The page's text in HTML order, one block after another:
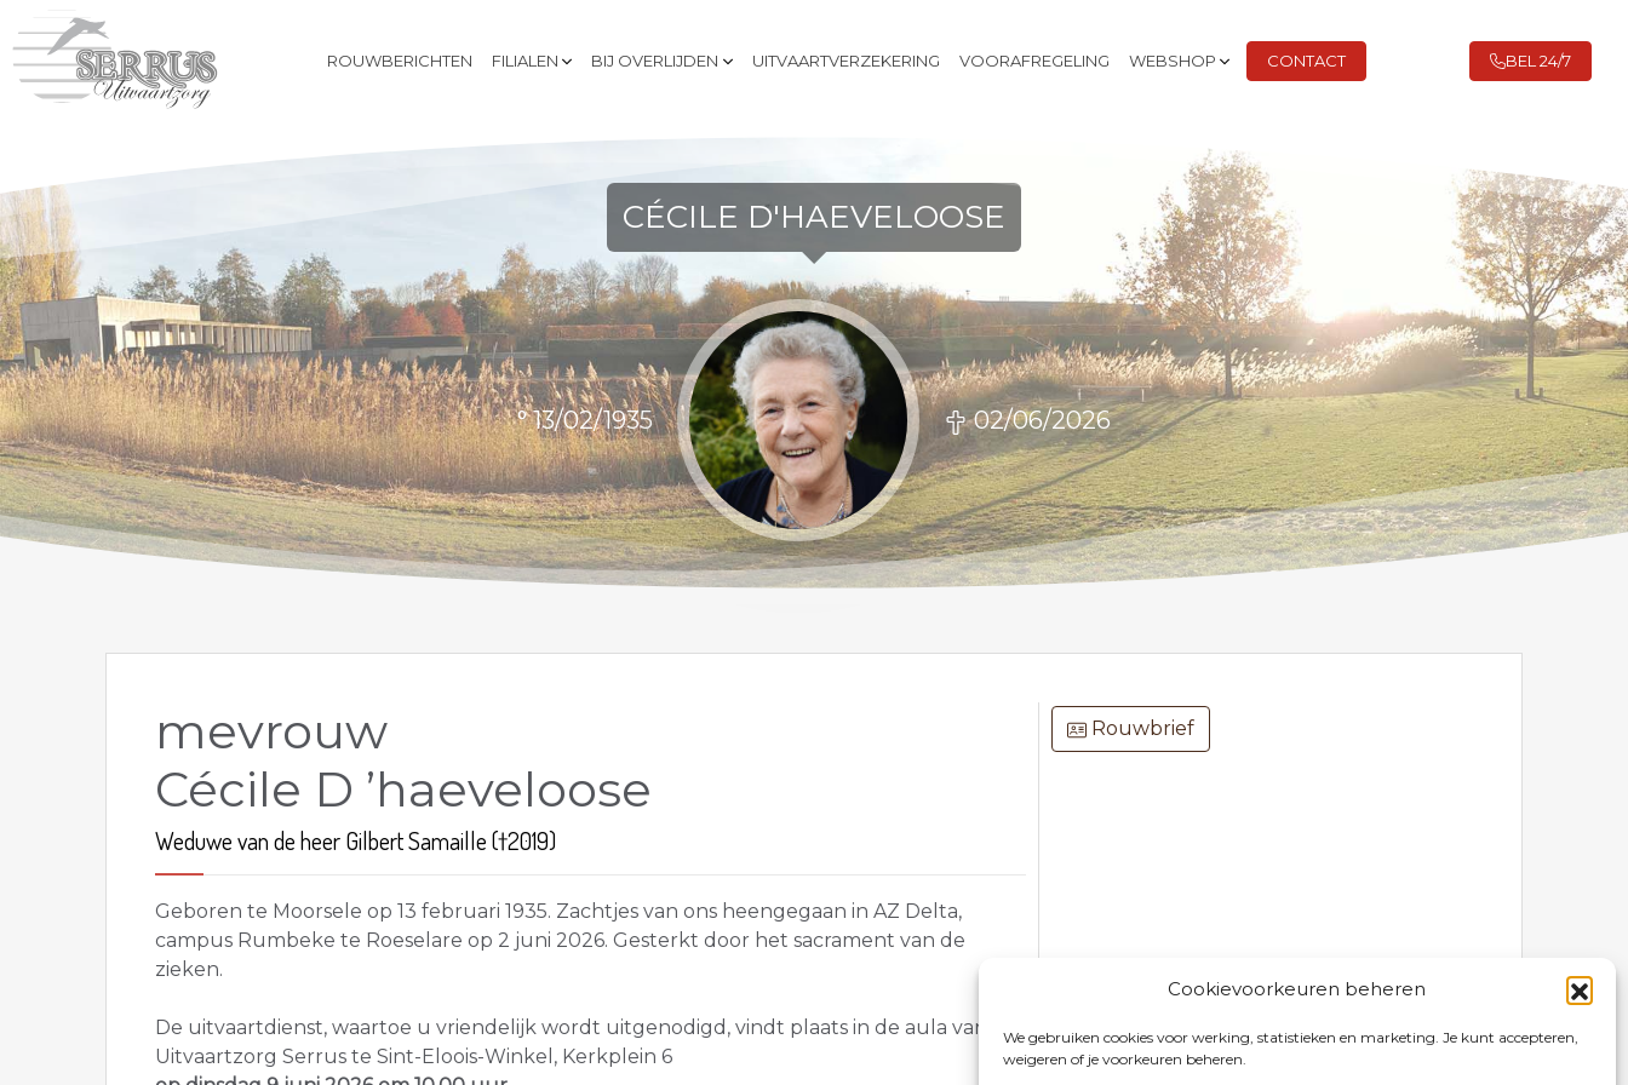
Cookievoorkeuren beheren
We gebruiken cookies voor werking, statistieken en marketing. Je kunt accepteren,
weigeren of je voorkeuren beheren.
ROUWBERICHTEN
UITVAARTVERZEKERING
VOORAFREGELING
WEBSHOP
CONTACT
ROUWBERICHTEN FILIALEN BIJ OVERLIJDEN UITVAARTVERZEKERING VOORAFREGELING WEBSHOP CONTACT BEL 24/7
CÉCILE D'HAEVELOOSE
° 13/02/1935 02/06/2026
mevrouw
Cécile D ’haeveloose
Weduwe van de heer Gilbert Samaille (†2019)
Geboren te Moorsele op 13 februari 1935. Zachtjes van ons heengegaan in AZ Delta,
campus Rumbeke te Roeselare op 2 juni 2026. Gesterkt door het sacrament van de
zieken.
De uitvaartdienst, waartoe u vriendelijk wordt uitgenodigd, vindt plaats in de aula van
Uitvaartzorg Serrus te Sint-Eloois-Winkel, Kerkplein 6
Rouwbrief